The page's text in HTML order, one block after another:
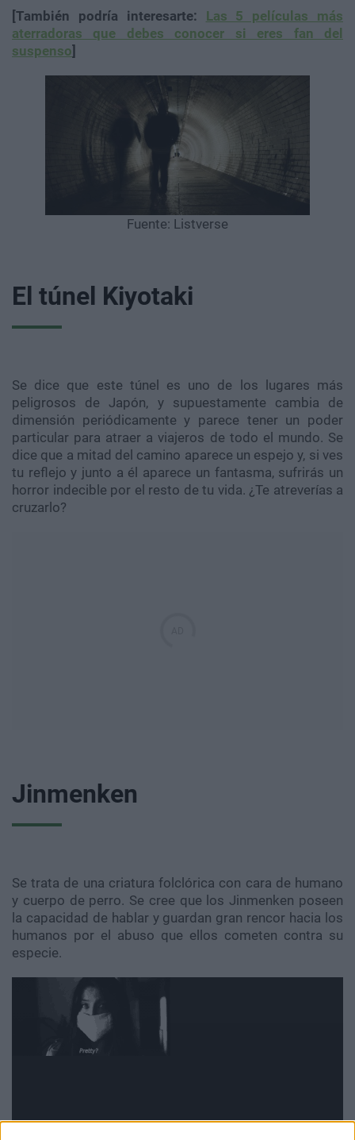
[También podría interesarte: Las 5 películas más
aterradoras que debes conocer si eres fan del
suspenso]
Fuente: Listverse
El túnel Kiyotaki
Se dice que este túnel es uno de los lugares más
peligrosos de Japón, y supuestamente cambia de
dimensión periódicamente y parece tener un poder
particular para atraer a viajeros de todo el mundo. Se
dice que a mitad del camino aparece un espejo y, si ves
tu reflejo y junto a él aparece un fantasma, sufrirás un
horror indecible por el resto de tu vida. ¿Te atreverías a
cruzarlo?
Jinmenken
Se trata de una criatura folclórica con cara de humano
y cuerpo de perro. Se cree que los Jinmenken poseen
la capacidad de hablar y guardan gran rencor hacia los
humanos por el abuso que ellos cometen contra su
especie.